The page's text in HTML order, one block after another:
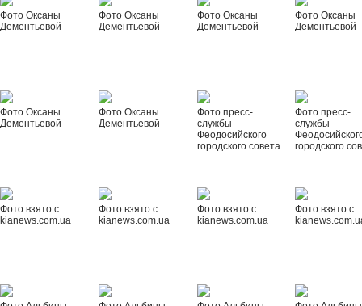
Фото Оксаны
Дементьевой
Фото Оксаны
Дементьевой
Фото Оксаны
Дементьевой
Фото Оксаны
Дементьевой
Фото Оксаны
Дементьевой
Фото Оксаны
Дементьевой
Фото пресс-
службы
Феодосийского
городского совета
Фото пресс-
службы
городского
Фото взято с
kianews.com.ua
Фото взято с
kianews.com.ua
Фото взято с
kianews.com.ua
Фото взято с